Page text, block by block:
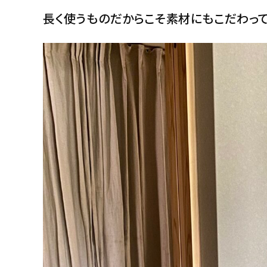
長く使うものだからこそ素材にもこだわっ